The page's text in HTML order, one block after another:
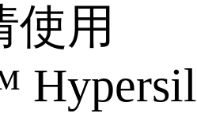
使用
Hypersil